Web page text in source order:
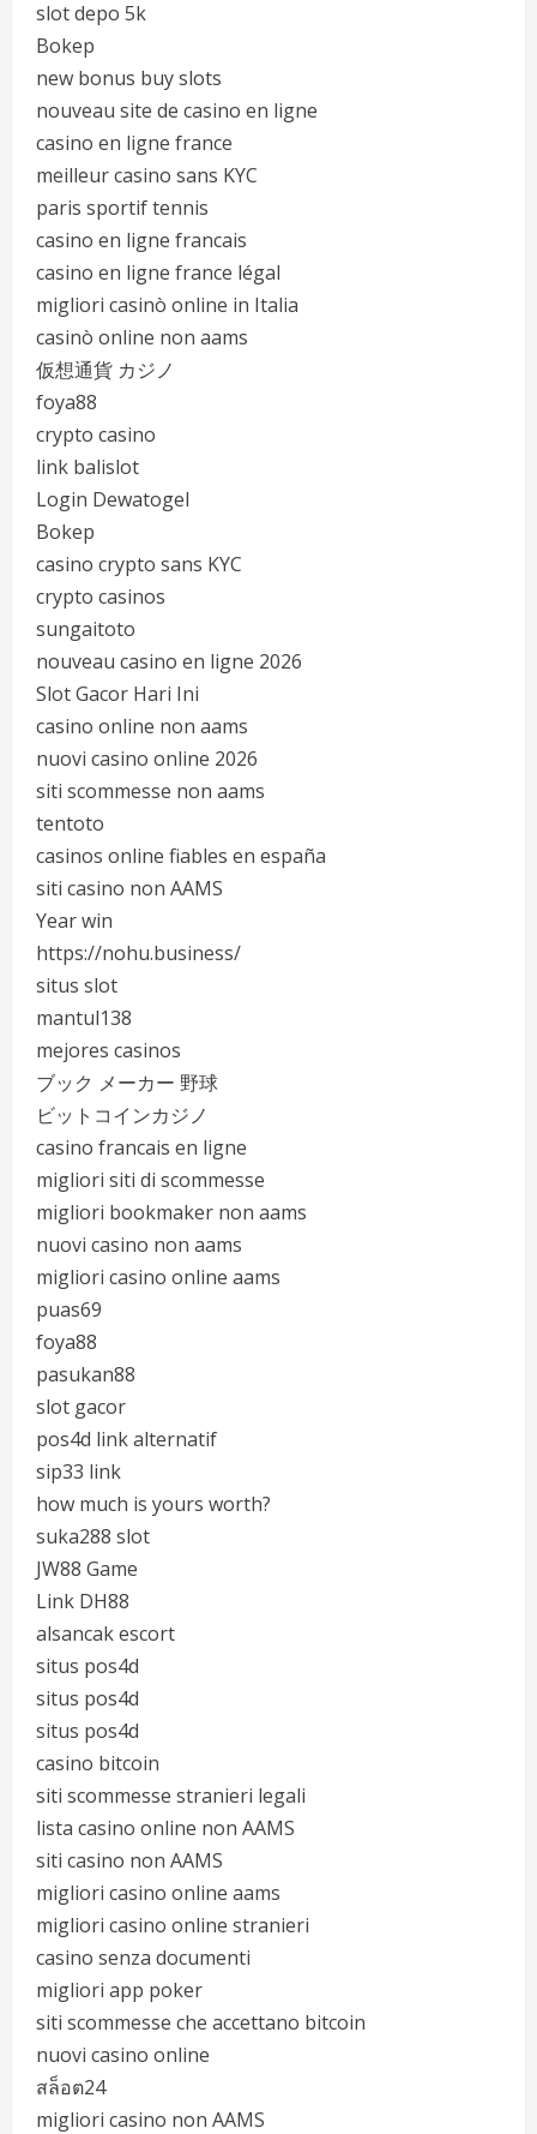
slot depo 5k
Bokep
new bonus buy slots
nouveau site de casino en ligne
casino en ligne france
meilleur casino sans KYC
paris sportif tennis
casino en ligne francais
casino en ligne france légal
migliori casinò online in Italia
casinò online non aams
仮想通貨 カジノ
foya88
crypto casino
link balislot
Login Dewatogel
Bokep
casino crypto sans KYC
crypto casinos
sungaitoto
nouveau casino en ligne 2026
Slot Gacor Hari Ini
casino online non aams
nuovi casino online 2026
siti scommesse non aams
tentoto
casinos online fiables en españa
siti casino non AAMS
Year win
https://nohu.business/
situs slot
mantul138
mejores casinos
ブック メーカー 野球
ビットコインカジノ
casino francais en ligne
migliori siti di scommesse
migliori bookmaker non aams
nuovi casino non aams
migliori casino online aams
puas69
foya88
pasukan88
slot gacor
pos4d link alternatif
sip33 link
how much is yours worth?
suka288 slot
JW88 Game
Link DH88
alsancak escort
situs pos4d
situs pos4d
situs pos4d
casino bitcoin
siti scommesse stranieri legali
lista casino online non AAMS
siti casino non AAMS
migliori casino online aams
migliori casino online stranieri
casino senza documenti
migliori app poker
siti scommesse che accettano bitcoin
nuovi casino online
สล็อต24
migliori casino non AAMS